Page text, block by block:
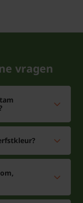
vragen